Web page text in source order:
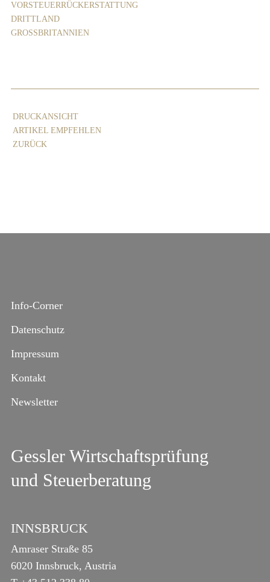
VORSTEUERRÜCKERSTATTUNG
DRITTLAND
GROSSBRITANNIEN
DRUCKANSICHT
ARTIKEL EMPFEHLEN
ZURÜCK
Info-Corner
Datenschutz
Impressum
Kontakt
Newsletter
Gessler Wirtschaftsprüfung
und Steuerberatung
INNSBRUCK
Amraser Straße 85
6020 Innsbruck, Austria